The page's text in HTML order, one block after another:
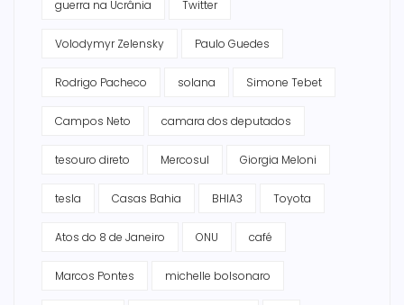
guerra na Ucrânia Twitter
Volodymyr Zelensky Paulo Guedes
Rodrigo Pacheco solana Simone Tebet
Campos Neto camara dos deputados
tesouro direto Mercosul Giorgia Meloni
tesla Casas Bahia BHIA3 Toyota
Atos do 8 de Janeiro ONU café
Marcos Pontes michelle bolsonaro